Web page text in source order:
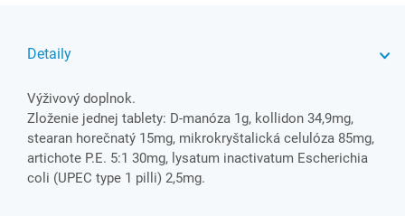
Detaily
Výživový doplnok.
Zloženie jednej tablety: D-manóza 1g, kollidon 34,9mg,
stearan horečnatý 15mg, mikrokryštalická celulóza 85mg,
artichote P.E. 5:1 30mg, lysatum inactivatum Escherichia
coli (UPEC type 1 pilli) 2,5mg.